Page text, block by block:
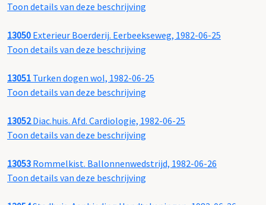
Toon details van deze beschrijving
13050 Exterieur Boerderij. Eerbeekseweg, 1982-06-25
Toon details van deze beschrijving
13051 Turken dogen wol, 1982-06-25
Toon details van deze beschrijving
13052Diac.huis. Afd. Cardiologie, 1982-06-25
Toon details van deze beschrijving
13053 Rommelkist. Ballonnenwedstrijd, 1982-06-26
Toon details van deze beschrijving